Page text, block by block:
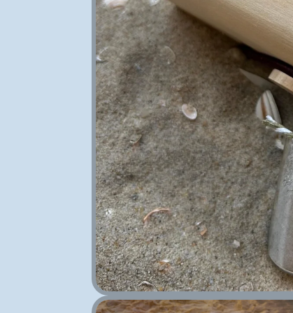
Medien 1 in Modal öffnen